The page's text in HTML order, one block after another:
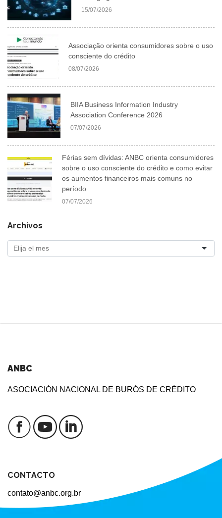
15/07/2026
Associação orienta consumidores sobre o uso
consciente do crédito
08/07/2026
BIIA Business Information Industry
Association Conference 2026
07/07/2026
Férias sem dívidas: ANBC orienta consumidores
sobre o uso consciente do crédito e como evitar
os aumentos financeiros mais comuns no
período
07/07/2026
Archivos
ANBC
ASOCIACIÓN NACIONAL DE BURÓS DE CRÉDITO
CONTACTO
contato@anbc.org.br